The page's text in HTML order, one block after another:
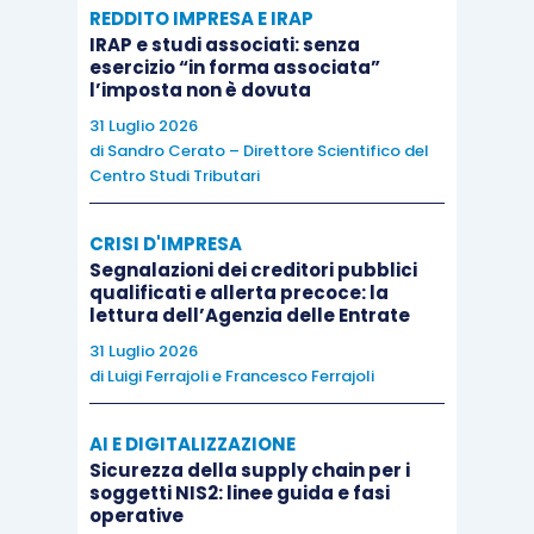
b) icrediti professionalisorti in funzione della
domanda di omologazione degli accordi di
ristrutturazione dei debiti o del piano di
ristrutturazione soggetto a omologazione e per la
richiesta delle misure protettive, nei limiti del
75% del credito accertato e a condizione che gli
accordi o il piano siano omologati;
crediti professionali sorti in funzione della
presentazione della domanda di concordato
preventivononché del deposito della relativa
75% del credito accertato e a condizione che la
procedura sia aperta ai sensi dell’articolo 47;
REDDITO IMPRESA E IRAP
IRAP e studi associati: senza
esercizio “in forma associata”
l’imposta non è dovuta
31 Luglio 2026
di Sandro Cerato – Direttore Scientifico del
Centro Studi Tributari
CRISI D'IMPRESA
Segnalazioni dei creditori pubblici
qualificati e allerta precoce: la
lettura dell’Agenzia delle Entrate
31 Luglio 2026
di Luigi Ferrajolie Francesco Ferrajoli
AI E DIGITALIZZAZIONE
Sicurezza della supply chain per i
soggetti NIS2: linee guida e fasi
operative